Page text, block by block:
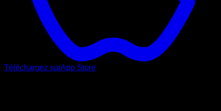
Téléchargez surApp Store